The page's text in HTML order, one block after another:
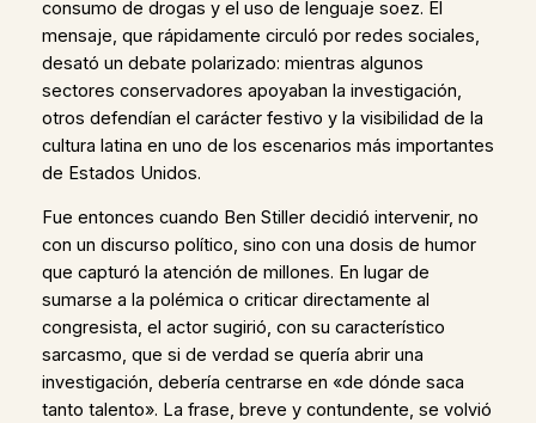
consumo de drogas y el uso de lenguaje soez. El
mensaje, que rápidamente circuló por redes sociales,
desató un debate polarizado: mientras algunos
sectores conservadores apoyaban la investigación,
otros defendían el carácter festivo y la visibilidad de la
cultura latina en uno de los escenarios más importantes
de Estados Unidos.
Fue entonces cuando Ben Stiller decidió intervenir, no
con un discurso político, sino con una dosis de humor
que capturó la atención de millones. En lugar de
sumarse a la polémica o criticar directamente al
congresista, el actor sugirió, con su característico
sarcasmo, que si de verdad se quería abrir una
investigación, debería centrarse en «de dónde saca
tanto talento». La frase, breve y contundente, se volvió